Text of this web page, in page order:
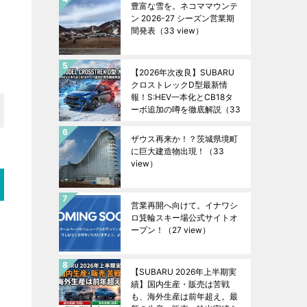
豊富な雪を。ネコママウンテ
ン 2026-27 シーズン営業期
間発表 （33 view）
【2026年次改良】SUBARU
クロストレックD型最新情
報！S:HEV一本化とCB18タ
ーボ追加の噂を徹底解説 （33
ザウス再来か！？茨城県境町
に巨大建造物出現！
（33
view）
営業再開へ向けて。イナワシ
ロ箕輪スキー場公式サイトオ
ープン！
（27 view）
【SUBARU 2026年上半期実
績】国内生産・販売は苦戦
も、海外生産は前年超え。最